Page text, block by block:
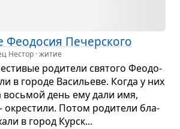
Фео­до­сия Печер­ского
Нестор · житие
роди­тели свя­того Фео­до­
в городе Васи­льеве. Когда у них
вось­мой день ему дали имя,
окре­стили. Потом роди­тели бла­
в город Курск...